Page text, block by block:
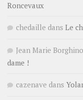
Roncevaux
chedaille dans Le
Jean Marie Borghino
dame !
cazenave dans